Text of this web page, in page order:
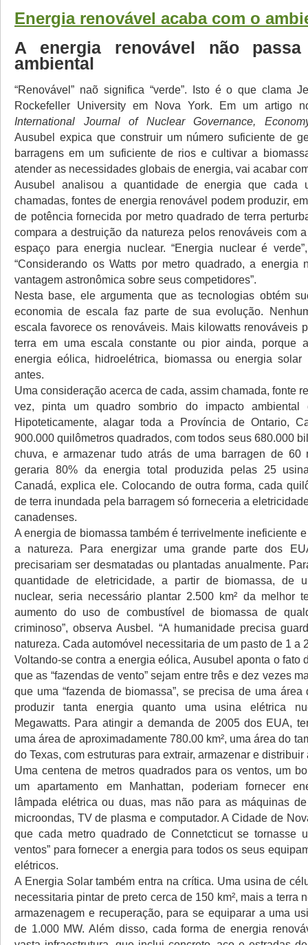
Energia renovável acaba com o
A energia renovável não
ambiental
“Renovável” naõ significa “verde”. Isto é o que clama
Rockefeller University em Nova York. Em um artigo
International Journal of Nuclear Governance,
Ausubel expica que construir um número suficiente de
barragens em um suficiente de rios e cultivar a
atender as necessidades globais de energia, vai acabar
Ausubel analisou a quantidade de energia que cada
chamadas, fontes de energia renovável podem produzir,
de potência fornecida por metro quadrado de terra
compara a destruição da natureza pelos renováveis com
espaço para energia nuclear. “Energia nuclear é
“Considerando os Watts por metro quadrado, a energia
vantagem astronômica sobre seus competidores”.
Nesta base, ele argumenta que as tecnologias obtém
economia de escala faz parte de sua evolução.
escala favorece os renováveis. Mais kilowatts renováveis
terra em uma escala constante ou pior ainda, porque
energia eólica, hidroelétrica, biomassa ou energia
antes.
Uma consideração acerca de cada, assim chamada, fonte
vez, pinta um quadro sombrio do impacto ambiental
Hipoteticamente, alagar toda a Província de Ontario,
900.000 quilômetros quadrados, com todos seus 680.000
chuva, e armazenar tudo atrás de uma barragen de 60
geraria 80% da energia total produzida pelas 25
Canadá, explica ele. Colocando de outra forma, cada
de terra inundada pela barragem só forneceria a
canadenses.
A energia de biomassa também é terrivelmente ineficiente
a natureza. Para energizar uma grande parte dos
precisariam ser desmatadas ou plantadas anualmente.
quantidade de eletricidade, a partir de biomassa, de
nuclear, seria necessário plantar 2.500 km² da melhor
aumento do uso de combustível de biomassa de
criminoso”, observa Ausbel. “A humanidade precisa
natureza. Cada automóvel necessitaria de um pasto de 1 a
Voltando-se contra a energia eólica, Ausubel aponta o fato
que as “fazendas de vento” sejam entre três e dez vezes
que uma “fazenda de biomassa”, se precisa de uma área
produzir tanta energia quanto uma usina elétrica
Megawatts. Para atingir a demanda de 2005 dos EUA,
uma área de aproximadamente 780.00 km², uma área do
do Texas, com estruturas para extrair, armazenar e distribuir
Uma centena de metros quadrados para os ventos, um
um apartamento em Manhattan, poderiam fornecer
lâmpada elétrica ou duas, mas não para as máquinas
microondas, TV de plasma e computador. A Cidade de
que cada metro quadrado de Connetcticut se tornasse
ventos” para fornecer a energia para todos os seus
elétricos.
A Energia Solar também entra na crítica. Uma usina de
necessitaria pintar de preto cerca de 150 km², mais a terra
armazenagem e recuperação, para se equiparar a uma
de 1.000 MW. Além disso, cada forma de energia